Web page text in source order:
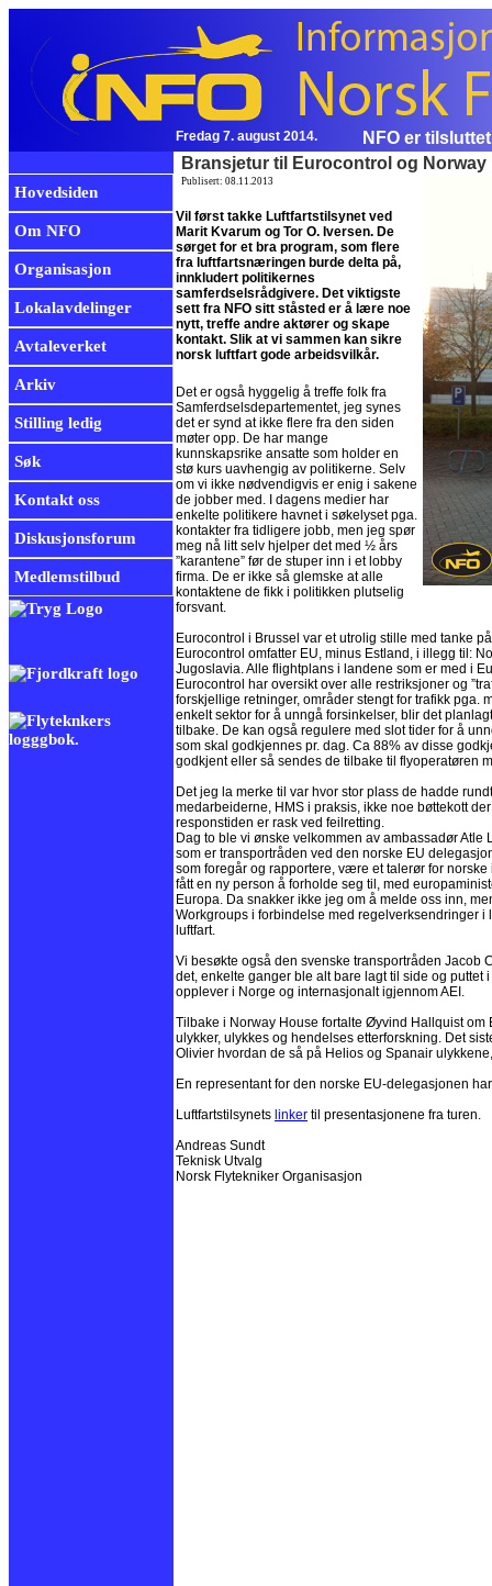
Fredag 7. august 2014. NFO er
Hovedsiden
Om NFO
Organisasjon
Lokalavdelinger
Avtaleverket
Arkiv
Stilling ledig
Søk
Kontakt oss
Diskusjonsforum
Medlemstilbud
Bransjetur til Eurocontrol og
Publisert: 08.11.2013
Vil først takke Luftfartstilsynet ved
Marit Kvarum og Tor O. Iversen. De
sørget for et bra program, som flere
fra luftfartsnæringen burde delta på,
innkludert politikernes
samferdselsrådgivere. Det viktigste
sett fra NFO sitt ståsted er å lære noe
nytt, treffe andre aktører og skape
kontakt. Slik at vi sammen kan sikre
norsk luftfart gode arbeidsvilkår.
Det er også hyggelig å treffe folk fra
Samferdselsdepartementet, jeg synes
det er synd at ikke flere fra den siden
møter opp. De har mange
kunnskapsrike ansatte som holder en
stø kurs uavhengig av politikerne. Selv
om vi ikke nødvendigvis er enig i sakene
de jobber med. I dagens medier har
enkelte politikere havnet i søkelyset pga.
kontakter fra tidligere jobb, men jeg spør
meg nå litt selv hjelper det med ½ års
”karantene” før de stuper inn i et lobby
firma. De er ikke så glemske at alle
kontaktene de fikk i politikken plutselig
forsvant.
Eurocontrol i Brussel var et utrolig stille med tanke
Eurocontrol omfatter EU, minus Estland, i illegg til:
Jugoslavia. Alle flightplans i landene som er med i
Eurocontrol har oversikt over alle restriksjoner og
forskjellige retninger, områder stengt for trafikk pga.
enkelt sektor for å unngå forsinkelser, blir det
tilbake. De kan også regulere med slot tider for å
som skal godkjennes pr. dag. Ca 88% av disse
godkjent eller så sendes de tilbake til flyoperatøren
Det jeg la merke til var hvor stor plass de hadde
medarbeiderne, HMS i praksis, ikke noe bøttekott
responstiden er rask ved feilretting.
Dag to ble vi ønske velkommen av ambassadør
som er transportråden ved den norske EU
som foregår og rapportere, være et talerør for
fått en ny person å forholde seg til, med
Europa. Da snakker ikke jeg om å melde oss inn,
Workgroups i forbindelse med regelverksendringer
luftfart.
Vi besøkte også den svenske transportråden Jacob
det, enkelte ganger ble alt bare lagt til side og puttet
opplever i Norge og internasjonalt igjennom AEI.
Tilbake i Norway House fortalte Øyvind Hallquist
ulykker, ulykkes og hendelses etterforskning. Det
Olivier hvordan de så på Helios og Spanair
En representant for den norske EU-delegasjonen
Luftfartstilsynets linker til presentasjonene fra turen.
Andreas Sundt
Teknisk Utvalg
Norsk Flytekniker Organisasjon